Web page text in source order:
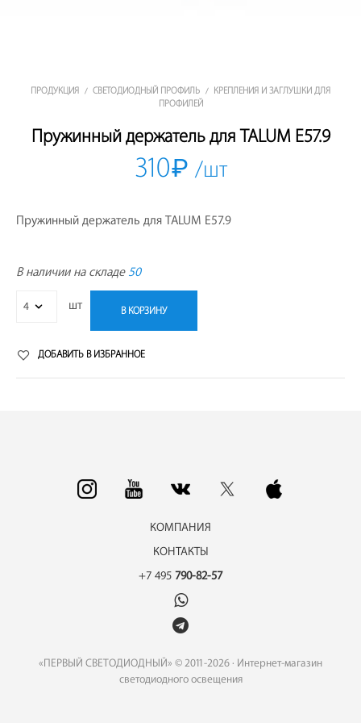
ПРОДУКЦИЯ / СВЕТОДИОДНЫЙ ПРОФИЛЬ /
КРЕПЛЕНИЯ И ЗАГЛУШКИ ДЛЯ
ПРОФИЛЕЙ
Пружинный держатель для TALUM E57.9
310₽ /шт
Пружинный держатель для TALUM E57.9
В наличии на складе 50
шт В КОРЗИНУ
ДОБАВИТЬ В ИЗБРАННОЕ
КОМПАНИЯ
КОНТАКТЫ
+7 495 790-82-57
«ПЕРВЫЙ СВЕТОДИОДНЫЙ» © 2011-2026 · Интернет-магазин
светодиодного освещения